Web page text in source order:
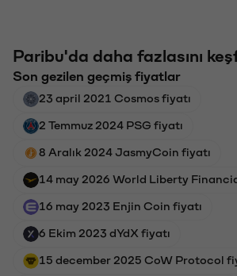
Paribu'da daha fazlasını
Son gezilen geçmiş fiyatlar
23 april 2021 Cosmos fiyatı
2 Temmuz 2024 PSG fiyatı
8 Aralık 2024 JasmyCoin fiyatı
14 may 2026 World Liberty
16 may 2023 Enjin Coin fiyatı
6 Ekim 2023 dYdX fiyatı
15 december 2025 CoW Protocol